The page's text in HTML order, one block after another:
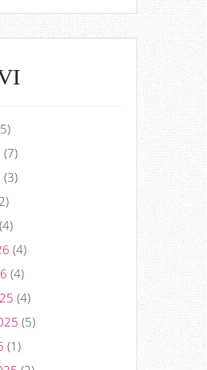
(7)
(3)
(4)
(4)
(4)
(4)
(5)
(1)